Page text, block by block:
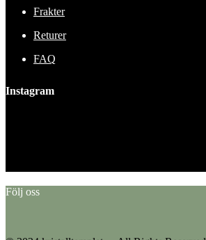
Frakter
Returer
FAQ
Instagram
Följ oss